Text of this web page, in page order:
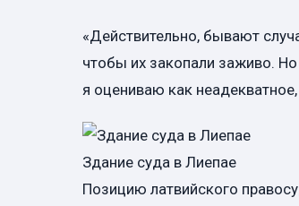
«Действительно, бывают
чтобы их закопали заживо.
я оцениваю как
Здание суда в Лиепае
Позицию латвийского